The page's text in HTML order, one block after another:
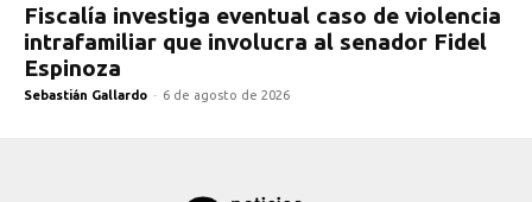
Fiscalía investiga eventual caso de violencia
intrafamiliar que involucra al senador Fidel
Espinoza
Sebastián Gallardo - 6 de agosto de 2026